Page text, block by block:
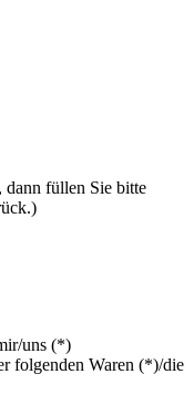
füllen Sie bitte
uns (*)
folgenden Waren (*)/die